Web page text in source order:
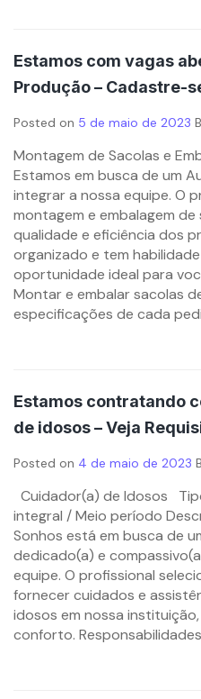
Estamos com vagas
Produção – Cadastre-
Posted on 5 de maio de 2023
Montagem de Sacolas e
Estamos em busca de um
integrar a nossa equipe. O
montagem e embalagem
qualidade e eficiência dos
organizado e tem
oportunidade ideal para
Montar e embalar sacolas
especificações de cada
Estamos contratando
de idosos – Veja
Posted on 4 de maio de 2023
Cuidador(a) de Idosos
integral / Meio período
Sonhos está em busca de
dedicado(a) e
equipe. O profissional
fornecer cuidados e
idosos em nossa
conforto.